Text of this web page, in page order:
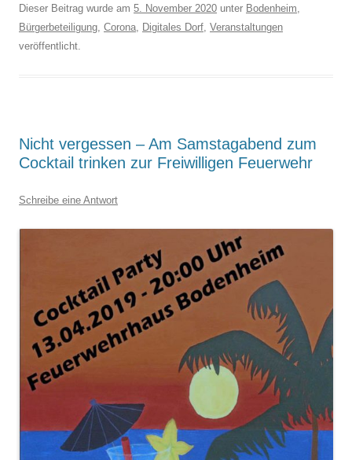
Dieser Beitrag wurde am 5. November 2020 unter Bodenheim
Bürgerbeteiligung Corona Digitales Dorf Veranstaltungen
veröffentlicht.
Nicht vergessen – Am Samstagabend zum
Cocktail trinken zur Freiwilligen Feuerwehr
Schreibe eine Antwort